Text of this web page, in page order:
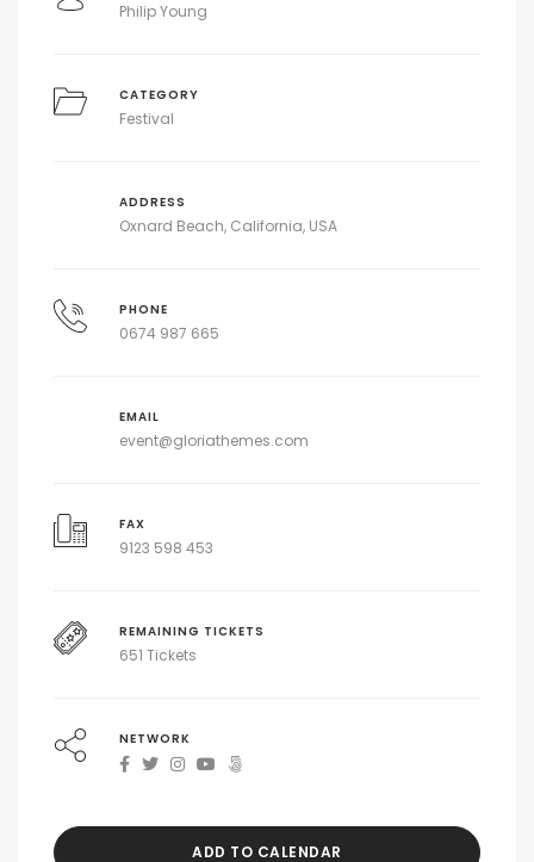
Philip Young
CATEGORY
Festival
ADDRESS
Oxnard Beach, California, USA
PHONE
0674 987 665
EMAIL
event@gloriathemes.com
FAX
9123 598 453
REMAINING TICKETS
651 Tickets
NETWORK
ADD TO CALENDAR